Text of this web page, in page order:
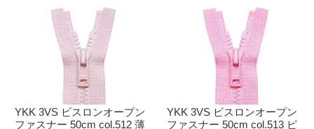
YKK 3VS ビスロンオープン
ファスナー 50cm col.512 薄
YKK 3VS ビスロンオープン
ファスナー 50cm col.513 ピ